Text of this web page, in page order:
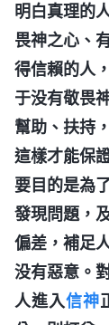
明白真理的
畏神之心、
得信賴的人
于没有敬畏
幫助、扶持
這樣才能保
要目的是為
發現問題，
偏差，補足
没有惡意。
人進入信神